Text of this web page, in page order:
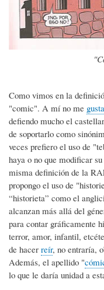
Como vimos en la
"comic". A mí no me gusta
defiendo mucho el
de soportarlo como
veces prefiero el uso de
haya o no que modificar
misma definición de la
propongo el uso de
“historieta” como el
alcanzan más allá del
para contar gráficamente
terror, amor, infantil,
de hacer reír, no entraría,
Además, el apellido "
lo que le daría unidad a